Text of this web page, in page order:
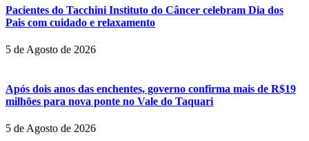
Pacientes do Tacchini Instituto do Câncer celebram Dia dos
Pais com cuidado e relaxamento
5 de Agosto de 2026
Após dois anos das enchentes, governo confirma mais de R$19
milhões para nova ponte no Vale do Taquari
5 de Agosto de 2026